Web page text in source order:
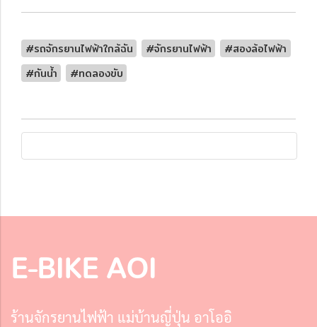
#รถจักรยานไฟฟ้าใกล้ฉัน #จักรยานไฟฟ้า
#สองล้อไฟฟ้า
#กันน้ำ
#ทดลองขับ
E-BIKE AOI
ร้านจักรยานไฟฟ้า แม่บ้านญี่ปุ่น อาโออิ